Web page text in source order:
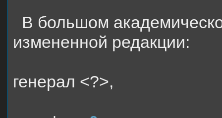
В большом
измененной редакции:
генерал <?>,